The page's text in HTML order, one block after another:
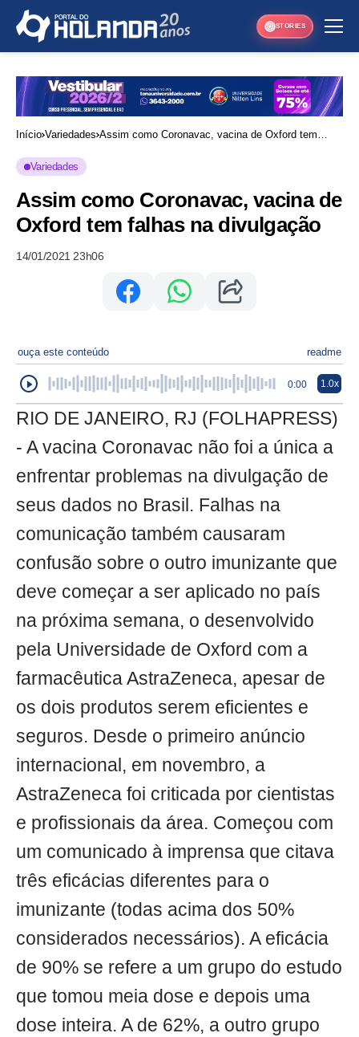
STORIES
Início Variedades Assim como Coronavac, vacina de Oxford tem
Variedades
Assim como Coronavac, vacina de
Oxford tem falhas na divulgação
14/01/2021 23h06
ouça este conteúdo readme
0:00 1.0x
RIO DE JANEIRO, RJ (FOLHAPRESS)
- A vacina Coronavac não foi a única a
enfrentar problemas na divulgação de
seus dados no Brasil. Falhas na
comunicação também causaram
confusão sobre o outro imunizante que
deve começar a ser aplicado no país
na próxima semana, o desenvolvido
pela Universidade de Oxford com a
farmacêutica AstraZeneca, apesar de
os dois produtos serem eficientes e
seguros. Desde o primeiro anúncio
internacional, em novembro, a
AstraZeneca foi criticada por cientistas
e profissionais da área. Começou com
um comunicado à imprensa que citava
três eficácias diferentes para o
imunizante (todas acima dos 50%
considerados necessários). A eficácia
de 90% se refere a um grupo do estudo
que tomou meia dose e depois uma
dose inteira. A de 62%, a outro grupo